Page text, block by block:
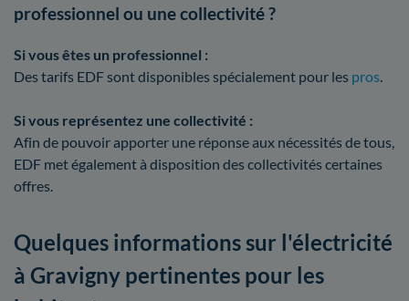
professionnel ou une collectivité ?
Si vous êtes un professionnel :
Des tarifs EDF sont disponibles spécialement pour les pros.
Si vous représentez une collectivité :
Afin de pouvoir apporter une réponse aux nécessités de tous,
EDF met également à disposition des collectivités certaines
offres.
Quelques informations sur l'électricité
à Gravigny pertinentes pour les